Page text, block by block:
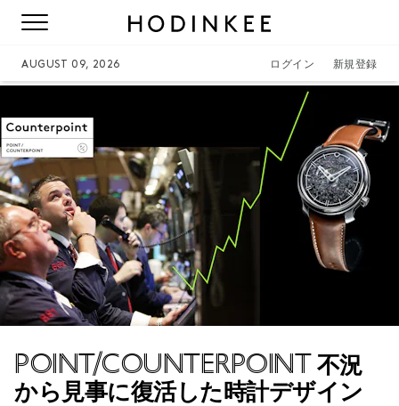
AUGUST 09, 2026 ログイン 新規登録
POINT/COUNTERPOINT 不況
から見事に復活した時計デザイン